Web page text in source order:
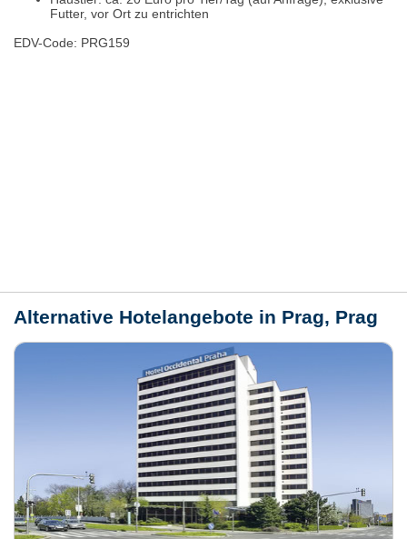
Futter, vor Ort zu entrichten
EDV-Code: PRG159
Alternative Hotelangebote in Prag, Prag